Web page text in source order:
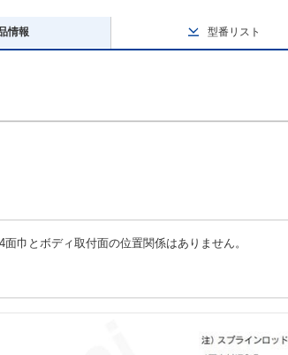
情報 型番リスト
巾とボディ取付面の位置関係はありません。